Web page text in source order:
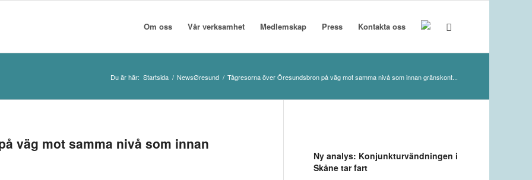
Om oss Vår verksamhet Medlemskap Press Kontakta oss
Du är här: Startsida / NewsØresund / Tågresorna över Öresundsbron på väg mot samma nivå som innan gränskont...
väg mot samma nivå som innan
Ny analys: Konjunkturvändningen i
Skåne tar fart